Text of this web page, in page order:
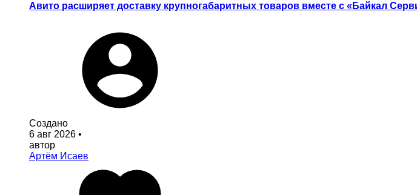
Авито расширяет доставку крупногабаритных товаров вместе с «Байкал
Создано
6 авг 2026 •
автор
Артём Исаев